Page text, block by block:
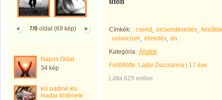
7/9oldal (69 kép)
Napos Oldal
34 kép
kis padmé kis
madar története
Címkék: csend elcsendesedés
univerzum ébredés én
Kategória: Állatok
Feltöltötte: Lajtai Zsuzsanna
17 éve
Látta 629 ember.